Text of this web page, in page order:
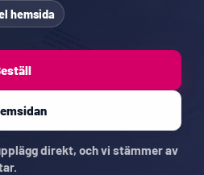
hemsida
direkt, och vi stämmer av